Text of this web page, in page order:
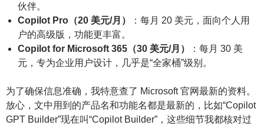
伙伴。
Copilot Pro（20 美元/月）
：每月 20 美元，面向个人用
户的高级版，功能更丰富。
Copilot for Microsoft 365（30 美元/月）
：每月 30 美
元，专为企业用户设计，几乎是“全家桶”级别。
为了确保信息准确，我特意查了 Microsoft 官网最新的资料。
放心，文中用到的产品名和功能名都是最新的，比如“Copilot
GPT Builder”现在叫“Copilot Builder”，这些细节我都核对过